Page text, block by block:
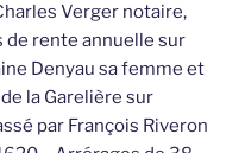
Verger notaire,
de rente annuelle sur
Denyau sa femme et
la Garelière sur
par François Riveron